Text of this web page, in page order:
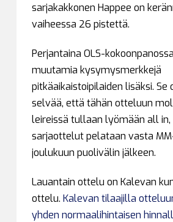
sarjakakkonen Happee on
vaiheessa 26 pistettä.
Perjantaina OLS-
muutamia kysymysmerkkejä
pitkäaikaistoipilaiden lisäksi. Se
selvää, että tähän otteluun
leireissä tullaan lyömään all
sarjaottelut pelataan vasta
joulukuun puolivälin jälkeen.
Lauantain ottelu on Kalevan
ottelu. Kalevan tilaajilla
yhden normaalihintaisen